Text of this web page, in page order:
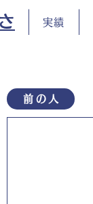
実績
前の人